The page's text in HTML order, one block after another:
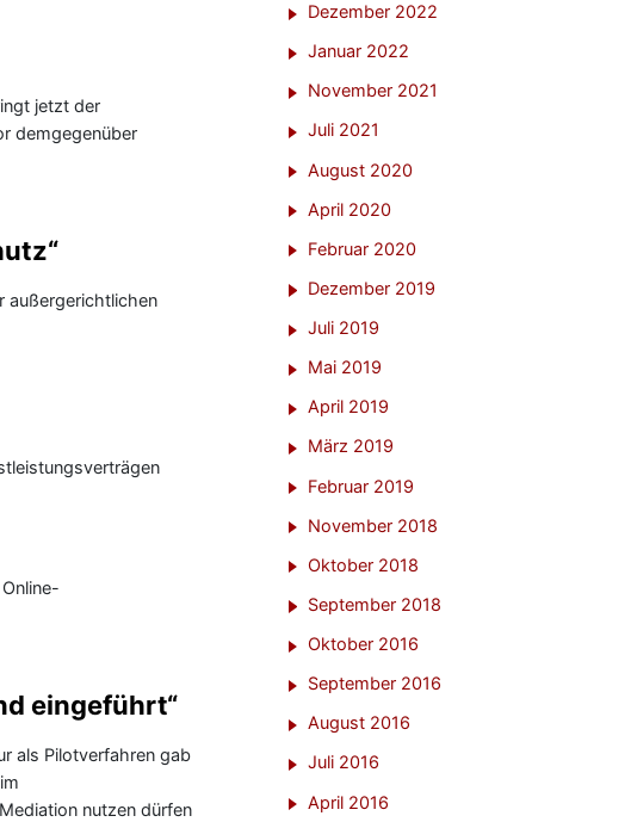
jetzt der
demgegenüber
außergerichtlichen
eingeführt“
als Pilotverfahren gab
nutzen dürfen
Dezember 2022
Januar 2022
November 2021
Juli 2021
August 2020
April 2020
Februar 2020
Dezember 2019
Juli 2019
Mai 2019
April 2019
März 2019
Februar 2019
November 2018
Oktober 2018
September 2018
Oktober 2016
September 2016
August 2016
Juli 2016
April 2016